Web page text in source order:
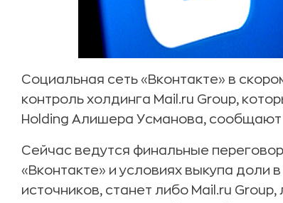
Социальная сеть «Вконтакте» в
контроль холдинга Mail.ru Group,
Holding Алишера Усманова, сообщают
Сейчас ведутся финальные
«Вконтакте» и условиях выкупа доли
источников, станет либо Mail.ru